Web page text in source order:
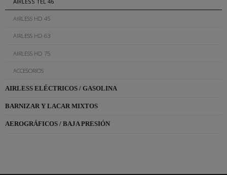
AIRLESS HD 45
AIRLESS HD 63
AIRLESS HD 75
ACCESORIOS
AIRLESS ELÉCTRICOS / GASOLINA
BARNIZAR Y LACAR MIXTOS
AEROGRÁFICOS / BAJA PRESIÓN